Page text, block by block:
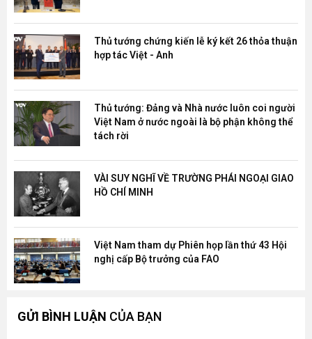
Thủ tướng chứng kiến lễ ký kết 26 thỏa thuận
hợp tác Việt - Anh
Thủ tướng: Đảng và Nhà nước luôn coi người
Việt Nam ở nước ngoài là bộ phận không thể
tách rời
VÀI SUY NGHĨ VỀ TRƯỜNG PHÁI NGOẠI GIAO
HỒ CHÍ MINH
Việt Nam tham dự Phiên họp lần thứ 43 Hội
nghị cấp Bộ trưởng của FAO
GỬI BÌNH LUẬN CỦA BẠN